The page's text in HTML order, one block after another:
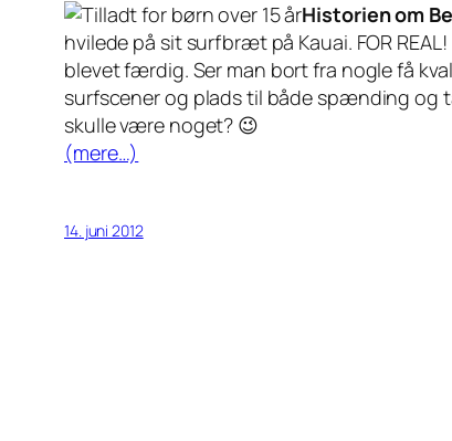
Historien om
hvilede på sit surfbræt på Kauai. FOR
blevet færdig. Ser man bort fra nogle få
surfscener og plads til både spænding og
skulle være noget? 😉
(mere…)
14. juni 2012